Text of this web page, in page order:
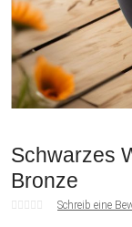
Schwarzes
Bronze
Schreib eine